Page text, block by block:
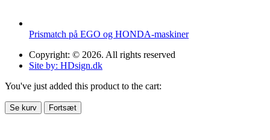
Prismatch på EGO og HONDA-maskiner
Copyright: © 2026. All rights reserved
Site by: HDsign.dk
You've just added this product to the cart:
Se kurv Fortsæt